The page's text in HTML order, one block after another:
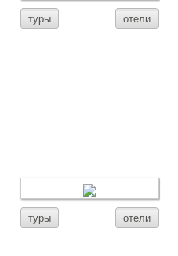
туры отели
туры отели